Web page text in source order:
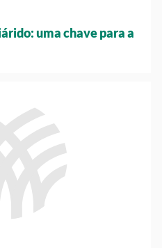
uma chave para a